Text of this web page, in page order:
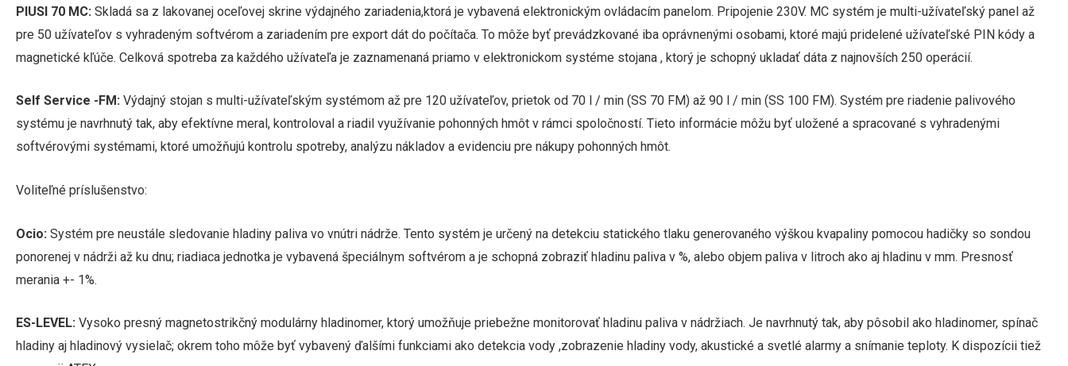
PIUSI 70 MC: Skladá sa z lakovanej oceľovej skrine výdajného zariadenia,ktorá je vybavená elektronickým ovládacím panelom. Pripojenie 230V. MC systém je multi-užívateľský panel až
pre 50 užívateľov s vyhradeným softvérom a zariadením pre export dát do počítača. To môže byť prevádzkované iba oprávnenými osobami, ktoré majú pridelené užívateľské PIN kódy a
magnetické kľúče. Celková spotreba za každého užívateľa je zaznamenaná priamo v elektronickom systéme stojana , ktorý je schopný ukladať dáta z najnovších 250 operácií.
Self Service -FM: Výdajný stojan s multi-užívateľským systémom až pre 120 užívateľov, prietok od 70 l / min (SS 70 FM) až 90 l / min (SS 100 FM). Systém pre riadenie palivového
systému je navrhnutý tak, aby efektívne meral, kontroloval a riadil využívanie pohonných hmôt v rámci spoločností. Tieto informácie môžu byť uložené a spracované s vyhradenými
softvérovými systémami, ktoré umožňujú kontrolu spotreby, analýzu nákladov a evidenciu pre nákupy pohonných hmôt.
Voliteľné príslušenstvo:
Ocio: Systém pre neustále sledovanie hladiny paliva vo vnútri nádrže. Tento systém je určený na detekciu statického tlaku generovaného výškou kvapaliny pomocou hadičky so sondou
ponorenej v nádrži až ku dnu; riadiaca jednotka je vybavená špeciálnym softvérom a je schopná zobraziť hladinu paliva v %, alebo objem paliva v litroch ako aj hladinu v mm. Presnosť
merania +- 1%.
ES-LEVEL: Vysoko presný magnetostrikčný modulárny hladinomer, ktorý umožňuje priebežne monitorovať hladinu paliva v nádržiach. Je navrhnutý tak, aby pôsobil ako hladinomer, spínač
hladiny aj hladinový vysielač; okrem toho môže byť vybavený ďalšími funkciami ako detekcia vody ,zobrazenie hladiny vody, akustické a svetlé alarmy a snímanie teploty. K dispozícii tiež